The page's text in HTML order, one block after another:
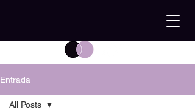
Entrada
All Posts